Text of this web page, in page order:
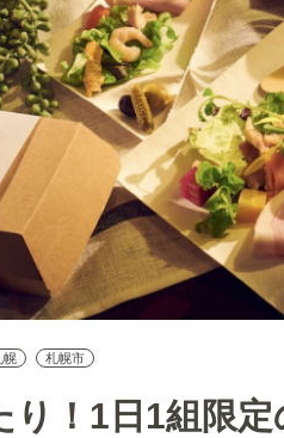
幌 札幌市
り！1日1組限